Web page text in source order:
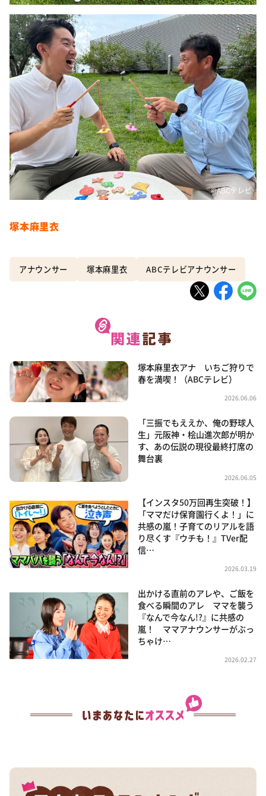
©️ABCテレビ
塚本麻里衣
アナウンサー 塚本麻里衣 ABCテレビアナウンサー
塚本麻里衣アナ いちご狩りで
春を満喫！（ABCテレビ）
2026.06.06
「三振でもええか、俺の野球人
生」元阪神・桧山進次郎が明か
す、あの伝説の現役最終打席の
舞台裏
2026.06.05
【インスタ50万回再生突破！】
「ママだけ保育園行くよ！」に
共感の嵐！子育てのリアルを語
り尽くす『ウチも！』TVer配
信…
2026.03.19
出かける直前のアレや、ご飯を
食べる瞬間のアレ ママを襲う
『なんで今なん!?』に共感の
嵐！ ママアナウンサーがぶっ
ちゃけ…
2026.02.27